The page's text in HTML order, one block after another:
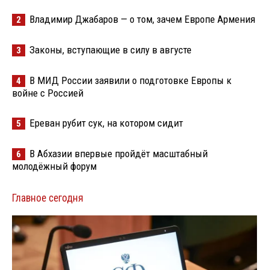
2 Владимир Джабаров — о том, зачем Европе Армения
3 Законы, вступающие в силу в августе
4
В МИД России заявили о подготовке Европы к
войне с Россией
5 Ереван рубит сук, на котором сидит
6
В Абхазии впервые пройдёт масштабный
молодёжный форум
Главное сегодня